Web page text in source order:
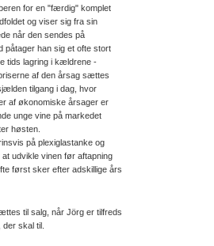
for en "færdig" komplet
og viser sig fra sin
når den sendes på
påtager han sig et ofte stort
tids lagring i kældrene -
af den årsag sættes
tilgang i dag, hvor
af økonomiske årsager er
unge vine på markedet
høsten.
på plexiglastanke og
udvikle vinen før aftapning
først sker efter adskillige års
til salg, når Jörg er tilfreds
skal til.